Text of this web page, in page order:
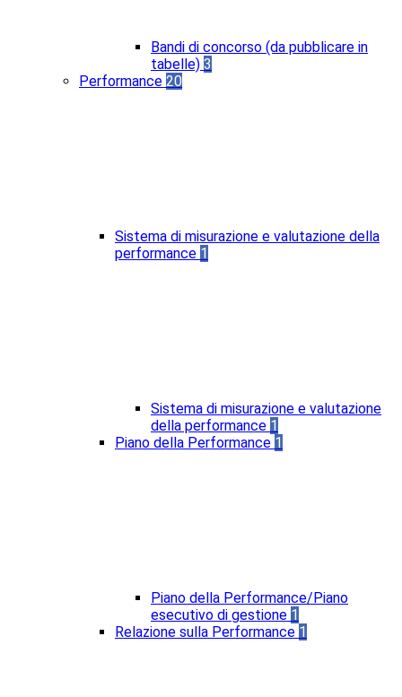
Bandi di concorso (da pubblicare in
tabelle) 3
Performance 20
Sistema di misurazione e valutazione della
performance 1
Sistema di misurazione e valutazione
della performance 1
Piano della Performance 1
Piano della Performance/Piano
esecutivo di gestione 1
Relazione sulla Performance 1